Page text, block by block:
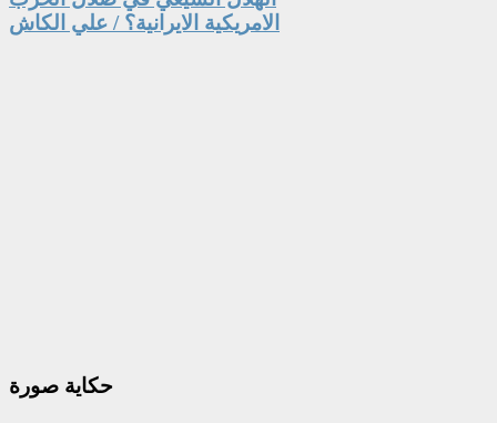
الامريكية الايرانية؟ / علي الكاش
حكاية صورة